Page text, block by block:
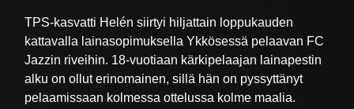
TPS-kasvatti Helén siirtyi hiljattain loppukauden
kattavalla lainasopimuksella Ykkösessä pelaavan FC
Jazzin riveihin. 18-vuotiaan kärkipelaajan lainapestin
alku on ollut erinomainen, sillä hän on pyssyttänyt
pelaamissaan kolmessa ottelussa kolme maalia.